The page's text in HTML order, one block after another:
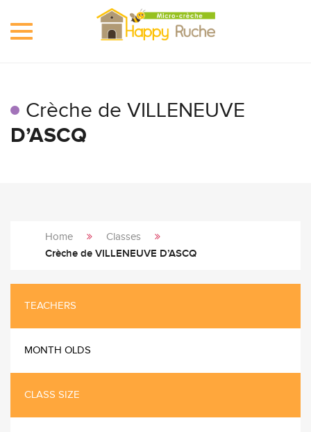
Toggle
Crèche de VILLENEUVE
D’ASCQ
Home Classes
Crèche de VILLENEUVE D’ASCQ
TEACHERS
MONTH OLDS
CLASS SIZE